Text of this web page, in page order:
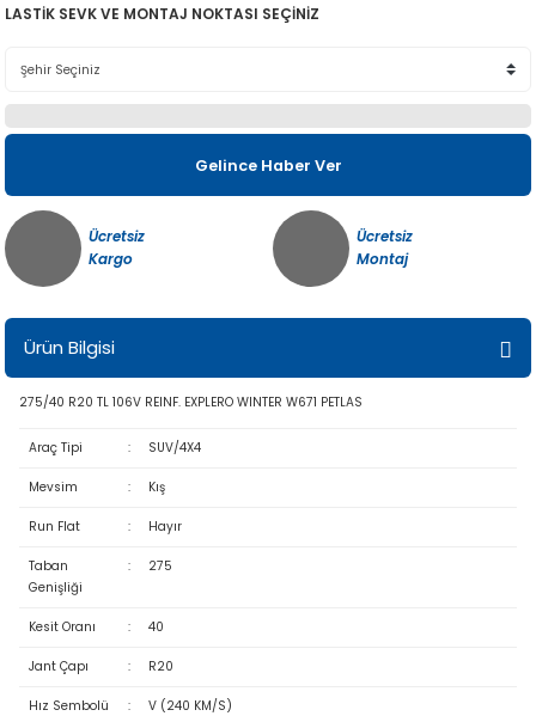
LASTİK SEVK VE MONTAJ NOKTASI SEÇİNİZ
Gelince Haber Ver
Ücretsiz
Kargo
Ücretsiz
Montaj
Ürün Bilgisi
275/40 R20 TL 106V REINF. EXPLERO WINTER W671 PETLAS
Araç Tipi : SUV/4X4
Mevsim : Kış
Run Flat : Hayır
Taban
Genişliği
: 275
Kesit Oranı : 40
Jant Çapı : R20
Hız Sembolü : V (240 KM/S)